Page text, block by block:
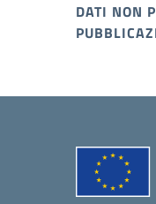
DATI NON